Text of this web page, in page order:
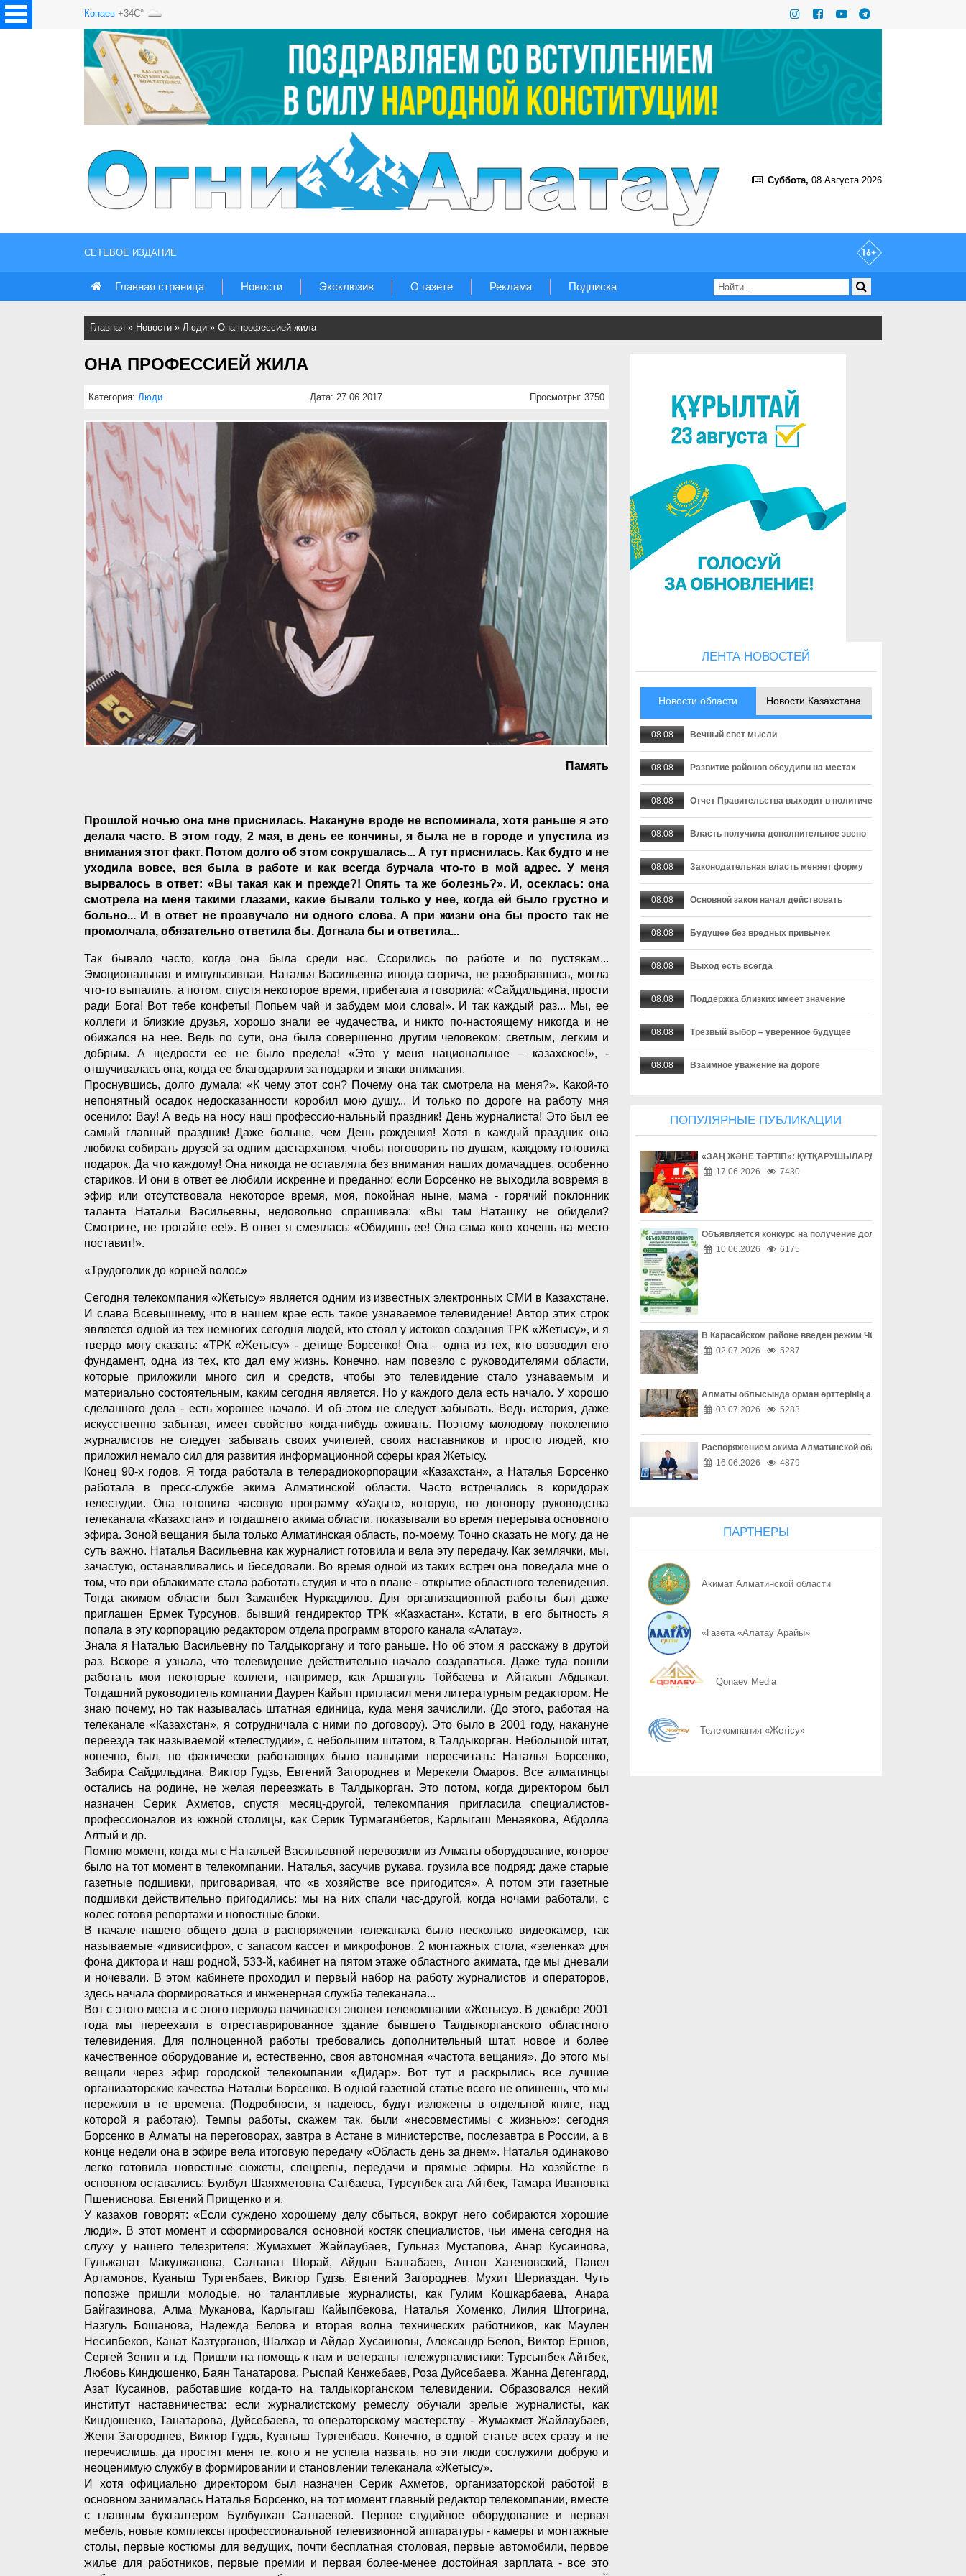
Конаев +34C°
Суббота, 08 Августа 2026
СЕТЕВОЕ ИЗДАНИЕ
Главная страница Новости Эксклюзив О газете Реклама Подписка
Главная » Новости » Люди » Она профессией жила
ОНА ПРОФЕССИЕЙ ЖИЛА
Категория: Люди Дата: 27.06.2017 Просмотры: 3750
Память
Прошлой ночью она мне приснилась. Накануне вроде не вспоминала, хотя раньше я это
делала часто. В этом году, 2 мая, в день ее кончины, я была не в городе и упустила из
внимания этот факт. Потом долго об этом сокрушалась... А тут приснилась. Как будто и не
уходила вовсе, вся была в работе и как всегда бурчала что-то в мой адрес. У меня
вырвалось в ответ: «Вы такая как и прежде?! Опять та же болезнь?». И, осеклась: она
смотрела на меня такими глазами, какие бывали только у нее, когда ей было грустно и
больно... И в ответ не прозвучало ни одного слова. А при жизни она бы просто так не
промолчала, обязательно ответила бы. Догнала бы и ответила...
Так бывало часто, когда она была среди нас. Ссорились по работе и по пустякам...
Эмоциональная и импульсивная, Наталья Васильевна иногда сгоряча, не разобравшись, могла
что-то выпалить, а потом, спустя некоторое время, прибегала и говорила: «Сайдильдина, прости
ради Бога! Вот тебе конфеты! Попьем чай и забудем мои слова!». И так каждый раз... Мы, ее
коллеги и близкие друзья, хорошо знали ее чудачества, и никто по-настоящему никогда и не
обижался на нее. Ведь по сути, она была совершенно другим человеком: светлым, легким и
добрым. А щедрости ее не было предела! «Это у меня национальное – казахское!», -
отшучивалась она, когда ее благодарили за подарки и знаки внимания.
Проснувшись, долго думала: «К чему этот сон? Почему она так смотрела на меня?». Какой-то
непонятный осадок недосказанности коробил мою душу... И только по дороге на работу мня
осенило: Вау! А ведь на носу наш профессио-нальный праздник! День журналиста! Это был ее
самый главный праздник! Даже больше, чем День рождения! Хотя в каждый праздник она
любила собирать друзей за одним дастарханом, чтобы поговорить по душам, каждому готовила
подарок. Да что каждому! Она никогда не оставляла без внимания наших домачадцев, особенно
стариков. И они в ответ ее любили искренне и преданно: если Борсенко не выходила вовремя в
эфир или отсутствовала некоторое время, моя, покойная ныне, мама - горячий поклонник
таланта Натальи Васильевны, недовольно спрашивала: «Вы там Наташку не обидели?
Смотрите, не трогайте ее!». В ответ я смеялась: «Обидишь ее! Она сама кого хочешь на место
поставит!».
«Трудоголик до корней волос»
Сегодня телекомпания «Жетысу» является одним из известных электронных СМИ в Казахстане.
И слава Всевышнему, что в нашем крае есть такое узнаваемое телевидение! Автор этих строк
является одной из тех немногих сегодня людей, кто стоял у истоков создания ТРК «Жетысу», и я
твердо могу сказать: «ТРК «Жетысу» - детище Борсенко! Она – одна из тех, кто возводил его
фундамент, одна из тех, кто дал ему жизнь. Конечно, нам повезло с руководителями области,
которые приложили много сил и средств, чтобы это телевидение стало узнаваемым и
материально состоятельным, каким сегодня является. Но у каждого дела есть начало. У хорошо
сделанного дела - есть хорошее начало. И об этом не следует забывать. Ведь история, даже
искусственно забытая, имеет свойство когда-нибудь оживать. Поэтому молодому поколению
журналистов не следует забывать своих учителей, своих наставников и просто людей, кто
приложил немало сил для развития информационной сферы края Жетысу.
Конец 90-х годов. Я тогда работала в телерадиокорпорации «Казахстан», а Наталья Борсенко
работала в пресс-службе акима Алматинской области. Часто встречались в коридорах
телестудии. Она готовила часовую программу «Уақыт», которую, по договору руководства
телеканала «Казахстан» и тогдашнего акима области, показывали во время перерыва основного
эфира. Зоной вещания была только Алматинская область, по-моему. Точно сказать не могу, да не
суть важно. Наталья Васильевна как журналист готовила и вела эту передачу. Как землячки, мы,
зачастую, останавливались и беседовали. Во время одной из таких встреч она поведала мне о
том, что при облакимате стала работать студия и что в плане - открытие областного телевидения.
Тогда акимом области был Заманбек Нуркадилов. Для организационной работы был даже
приглашен Ермек Турсунов, бывший гендиректор ТРК «Казхастан». Кстати, в его бытность я
попала в эту корпорацию редактором отдела программ второго канала «Алатау».
Знала я Наталью Васильевну по Талдыкоргану и того раньше. Но об этом я расскажу в другой
раз. Вскоре я узнала, что телевидение действительно начало создаваться. Даже туда пошли
работать мои некоторые коллеги, например, как Аршагуль Тойбаева и Айтакын Абдыкал.
Тогдашний руководитель компании Даурен Кайып пригласил меня литературным редактором. Не
знаю почему, но так называлась штатная единица, куда меня зачислили. (До этого, работая на
телеканале «Казахстан», я сотрудничала с ними по договору). Это было в 2001 году, накануне
переезда так называемой «телестудии», с небольшим штатом, в Талдыкорган. Небольшой штат,
конечно, был, но фактически работающих было пальцами пересчитать: Наталья Борсенко,
Забира Сайдильдина, Виктор Гудзь, Евгений Загороднев и Мерекели Омаров. Все алматинцы
остались на родине, не желая переезжать в Талдыкорган. Это потом, когда директором был
назначен Серик Ахметов, спустя месяц-другой, телекомпания пригласила специалистов-
профессионалов из южной столицы, как Серик Турмаганбетов, Карлыгаш Менаякова, Абдолла
Алтый и др.
Помню момент, когда мы с Натальей Васильевной перевозили из Алматы оборудование, которое
было на тот момент в телекомпании. Наталья, засучив рукава, грузила все подряд: даже старые
газетные подшивки, приговаривая, что «в хозяйстве все пригодится». А потом эти газетные
подшивки действительно пригодились: мы на них спали час-другой, когда ночами работали, с
колес готовя репортажи и новостные блоки.
В начале нашего общего дела в распоряжении телеканала было несколько видеокамер, так
называемые «дивисифро», с запасом кассет и микрофонов, 2 монтажных стола, «зеленка» для
фона диктора и наш родной, 533-й, кабинет на пятом этаже областного акимата, где мы дневали
и ночевали. В этом кабинете проходил и первый набор на работу журналистов и операторов,
здесь начала формироваться и инженерная служба телеканала...
Вот с этого места и с этого периода начинается эпопея телекомпании «Жетысу». В декабре 2001
года мы переехали в отреставрированное здание бывшего Талдыкорганского областного
телевидения. Для полноценной работы требовались дополнительный штат, новое и более
качественное оборудование и, естественно, своя автономная «частота вещания». До этого мы
вещали через эфир городской телекомпании «Дидар». Вот тут и раскрылись все лучшие
организаторские качества Натальи Борсенко. В одной газетной статье всего не опишешь, что мы
пережили в те времена. (Подробности, я надеюсь, будут изложены в отдельной книге, над
которой я работаю). Темпы работы, скажем так, были «несовместимы с жизнью»: сегодня
Борсенко в Алматы на переговорах, завтра в Астане в министерстве, послезавтра в России, а в
конце недели она в эфире вела итоговую передачу «Область день за днем». Наталья одинаково
легко готовила новостные сюжеты, спецрепы, передачи и прямые эфиры. На хозяйстве в
основном оставались: Булбул Шаяхметовна Сатбаева, Турсунбек ага Айтбек, Тамара Ивановна
Пшениснова, Евгений Прищенко и я.
У казахов говорят: «Если суждено хорошему делу сбыться, вокруг него собираются хорошие
люди». В этот момент и сформировался основной костяк специалистов, чьи имена сегодня на
слуху у нашего телезрителя: Жумахмет Жайлаубаев, Гульназ Мустапова, Анар Кусаинова,
Гульжанат Макулжанова, Салтанат Шорай, Айдын Балгабаев, Антон Хатеновский, Павел
Артамонов, Куаныш Тургенбаев, Виктор Гудзь, Евгений Загороднев, Мухит Шериаздан. Чуть
попозже пришли молодые, но талантливые журналисты, как Гулим Кошкарбаева, Анара
Байгазинова, Алма Муканова, Карлыгаш Кайыпбекова, Наталья Хоменко, Лилия Штогрина,
Назгуль Бошанова, Надежда Белова и вторая волна технических работников, как Маулен
Несипбеков, Канат Казтурганов, Шалхар и Айдар Хусаиновы, Александр Белов, Виктор Ершов,
Сергей Зенин и т.д. Пришли на помощь к нам и ветераны тележурналистики: Турсынбек Айтбек,
Любовь Киндюшенко, Баян Танатарова, Рыспай Кенжебаев, Роза Дуйсебаева, Жанна Дегенгард,
Азат Кусаинов, работавшие когда-то на талдыкорганском телевидении. Образовался некий
институт наставничества: если журналистскому ремеслу обучали зрелые журналисты, как
Киндюшенко, Танатарова, Дуйсебаева, то операторскому мастерству - Жумахмет Жайлаубаев,
Женя Загороднев, Виктор Гудзь, Куаныш Тургенбаев. Конечно, в одной статье всех сразу и не
перечислишь, да простят меня те, кого я не успела назвать, но эти люди сослужили добрую и
неоценимую службу в формировании и становлении телеканала «Жетысу».
И хотя официально директором был назначен Серик Ахметов, организаторской работой в
основном занималась Наталья Борсенко, на тот момент главный редактор телекомпании, вместе
с главным бухгалтером Булбулхан Сатпаевой. Первое студийное оборудование и первая
мебель, новые комплексы профессиональной телевизионной аппаратуры - камеры и монтажные
столы, первые костюмы для ведущих, почти бесплатная столовая, первые автомобили, первое
жилье для работников, первые премии и первая более-менее достойная зарплата - все это
ЛЕНТА НОВОСТЕЙ
Новости области Новости Казахстана
08.08 Вечный свет мысли
08.08 Развитие районов обсудили на местах
08.08 Отчет Правительства выходит в политическую плоскость
08.08 Власть получила дополнительное звено
08.08 Законодательная власть меняет форму
08.08 Основной закон начал действовать
08.08 Будущее без вредных привычек
08.08 Выход есть всегда
08.08 Поддержка близких имеет значение
08.08 Трезвый выбор – уверенное будущее
08.08 Взаимное уважение на дороге
08.08 Безопасность начинается за рулем
08.08 Доверие сильнее опасных соблазнов
08.08 Осторожность – лучшая защита в сети
08.08 Одно решение может изменить жизнь
08.08 Профилактика сильнее зависимости
08.08 «Әділет» форумы, Respublica-ның ReTalks алаңы және Baytaq-
08.08 Форум «Әділет», ReTalks Respublica и экологический караван
08.08 Один код – и аккаунт потерян
08.08 Опасная ссылка в один клик
Осторожность при онлайн-сделках
08.08
08.08 Простые правила сохранности имущества
ПОПУЛЯРНЫЕ ПУБЛИКАЦИИ
«ЗАҢ ЖӘНЕ ТӘРТІП»: ҚҰТҚАРУШЫЛАРДЫҢ ЕҢБЕГІМЕН
17.06.2026
7430
Объявляется конкурс на получение долгосрочного гранта
10.06.2026
6175
В Карасайском районе введен режим ЧС местного масштаба
02.07.2026
5287
Алматы облысында орман өрттерінің алдын алу жұмыстары
03.07.2026
5283
Распоряжением акима Алматинской области Куаныш
16.06.2026
4879
ПАРТНЕРЫ
Акимат Алматинской области
«Газета «Алатау Арайы»
Qonaev Media
Телекомпания «Жетісу»